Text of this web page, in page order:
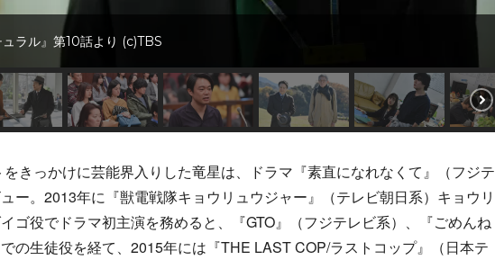
ラル』第10話より (c)TBS
きっかけに芸能界入りした竜星は、ドラマ『素直になれなくて』（フジテ
ー。2013年に『獣電戦隊キョウリュウジャー』（テレビ朝日系）キョウリ
ゴ役でドラマ初主演を務めると、『GTO』（フジテレビ系）、『ごめんね
の生徒役を経て、2015年には『THE LAST COP/ラストコップ』（日本テ